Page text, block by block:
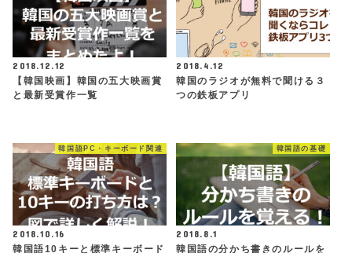
2018.12.12
【韓国映画】韓国の五大映画賞
と最新受賞作一覧
2018.4.12
韓国のラジオが無料で聞ける３
つの鉄板アプリ
韓国語PC・キーボード関連
2018.10.16
韓国語10キーと標準キーボード
韓国語の基礎
2018.8.1
韓国語の分かち書きのルールを